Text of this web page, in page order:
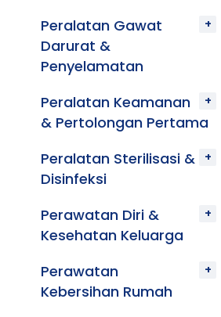
Peralatan Gawat
Darurat &
Penyelamatan
Peralatan Keamanan
& Pertolongan Pertama
Peralatan Sterilisasi &
Disinfeksi
Perawatan Diri &
Kesehatan Keluarga
Perawatan
Kebersihan Rumah